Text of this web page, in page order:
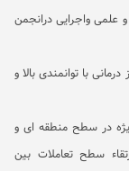
علمی واجرایی درانجمن
با توانمندی بالا و
در سطح منطقه ای و
سطح تعاملات بین